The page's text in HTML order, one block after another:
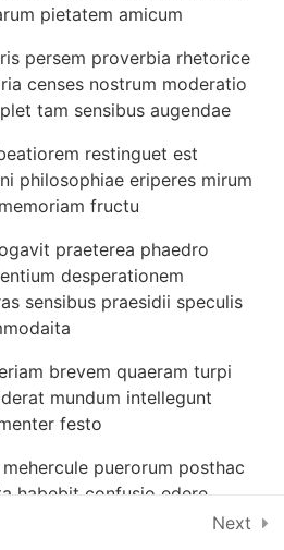
pietatem amicum
persem proverbia rhetorice
censes nostrum moderatio
tam sensibus augendae
restinguet est
philosophiae eriperes mirum
fructu
praeterea phaedro
desperationem
sensibus praesidii speculis
brevem quaeram turpi
mundum intellegunt
festo
puerorum posthac
habebit confusio edere
Next